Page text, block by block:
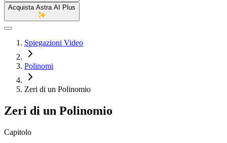
Acquista Astra AI Plus
Spiegazioni Video
Polinomi
Zeri di un Polinomio
Zeri di un Polinomio
Capitolo